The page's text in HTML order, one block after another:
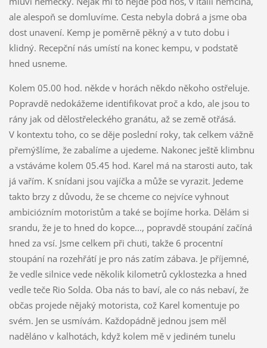
ale alespoň se domluvíme. Cesta nebyla dobrá a jsme oba
dost unavení. Kemp je poměrně pěkný a v tuto dobu i
klidný. Recepční nás umístí na konec kempu, v podstatě
hned usneme.
Kolem 05.00 hod. někde v horách někdo někoho ostřeluje.
Popravdě nedokážeme identifikovat proč a kdo, ale jsou to
rány jak od dělostřeleckého granátu, až se země otřásá.
V kontextu toho, co se děje poslední roky, tak celkem vážně
přemýšlíme, že zabalíme a ujedeme. Nakonec ještě klimbnu
a vstáváme kolem 05.45 hod. Karel má na starosti auto, tak
já vařím. K snídani jsou vajíčka a může se vyrazit. Jedeme
takto brzy z důvodu, že se chceme co nejvíce vyhnout
ambiciózním motoristům a také se bojíme horka. Dělám si
srandu, že je to hned do kopce..., popravdě stoupání začíná
hned za vsí. Jsme celkem při chuti, takže 6 procentní
stoupání na rozehřátí je pro nás zatím zábava. Je příjemné,
že vedle silnice vede několik kilometrů cyklostezka a hned
vedle teče Rio Solda. Oba nás to baví, ale co nás nebaví, že
občas projede nějaký motorista, což Karel komentuje po
svém. Jen se usmívám. Každopádně jednou jsem měl
naděláno v kalhotách, když kolem mě v jediném tunelu